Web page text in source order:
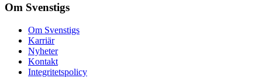
Om Svenstigs
Om Svenstigs
Karriär
Nyheter
Kontakt
Integritetspolicy